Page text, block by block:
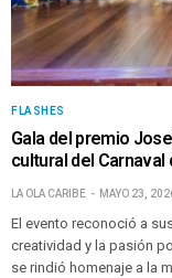
FLASHES
Gala del premio
cultural del Carnaval
LA OLA CARIBE MAYO 23,
El evento reconoció a
creatividad y la pasión
se rindió homenaje a la